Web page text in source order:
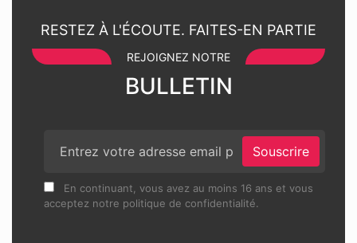
RESTEZ À L'ÉCOUTE. FAITES-EN PARTIE
REJOIGNEZ NOTRE
BULLETIN
Souscrire
En continuant, vous avez au moins 16 ans et vous
acceptez notre politique de confidentialité.